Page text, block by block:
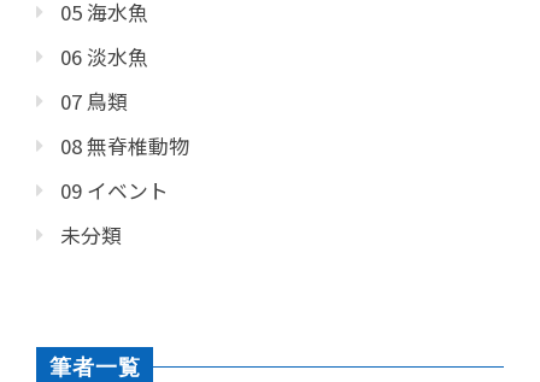
05 海水魚
06 淡水魚
07 鳥類
08 無脊椎動物
09 イベント
未分類
筆者一覧